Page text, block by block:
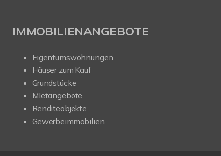
IMMOBILIENANGEBOTE
Eigentumswohnungen
Häuser zum Kauf
Grundstücke
Mietangebote
Renditeobjekte
Gewerbeimmobilien